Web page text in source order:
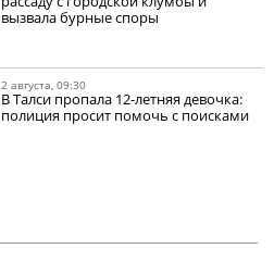
вызвала бурные споры
2 августа, 09:30
В Талси пропала 12-летняя девочка:
полиция просит помочь с поисками